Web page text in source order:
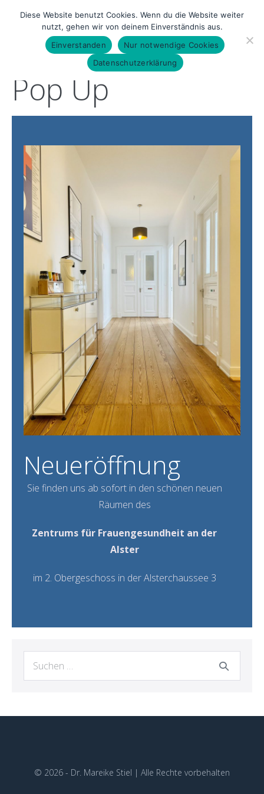
Pop Up
Neueröffnung
Sie finden uns ab sofort in den schönen neuen
Räumen des
Zentrums für Frauengesundheit an der
Alster
im 2. Obergeschoss in der Alsterchaussee 3
© 2026 - Dr. Mareike Stiel | Alle Rechte vorbehalten
Diese Website benutzt Cookies. Wenn du die Website weiter
nutzt, gehen wir von deinem Einverständnis aus.
Einverstanden
Nur notwendige Cookies
Datenschutzerklärung